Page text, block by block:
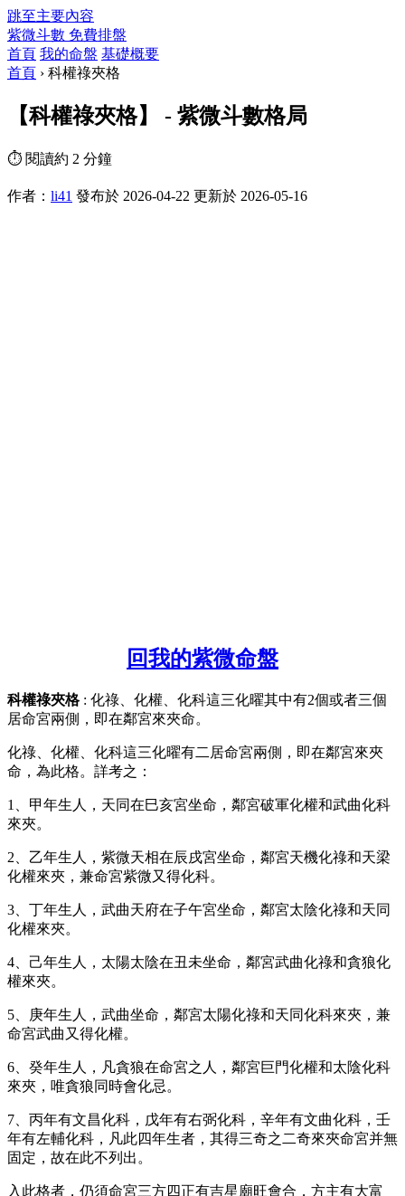
跳至主要內容
紫微斗數 免費排盤
首頁 我的命盤 基礎概要
首頁 › 科權祿夾格
【科權祿夾格】 - 紫微斗數格局
⏱ 閱讀約 2 分鐘
作者： li41 發布於 2026-04-22 更新於 2026-05-16
回我的紫微命盤
科權祿夾格: 化祿、化權、化科這三化曜其中有2個或者三個
居命宮兩側，即在鄰宮來夾命。
化祿、化權、化科這三化曜有二居命宮兩側，即在鄰宮來夾
命，為此格。詳考之：
1、甲年生人，天同在巳亥宮坐命，鄰宮破軍化權和武曲化科
來夾。
2、乙年生人，紫微天相在辰戌宮坐命，鄰宮天機化祿和天梁
化權來夾，兼命宮紫微又得化科。
3、丁年生人，武曲天府在子午宮坐命，鄰宮太陰化祿和天同
化權來夾。
4、己年生人，太陽太陰在丑未坐命，鄰宮武曲化祿和貪狼化
權來夾。
5、庚年生人，武曲坐命，鄰宮太陽化祿和天同化科來夾，兼
命宮武曲又得化權。
6、癸年生人，凡貪狼在命宮之人，鄰宮巨門化權和太陰化科
來夾，唯貪狼同時會化忌。
7、丙年有文昌化科，戊年有右弼化科，辛年有文曲化科，壬
年有左輔化科，凡此四年生者，其得三奇之二奇來夾命宮并無
固定，故在此不列出。
入此格者，仍須命宮三方四正有吉星廟旺會合，方主有大富